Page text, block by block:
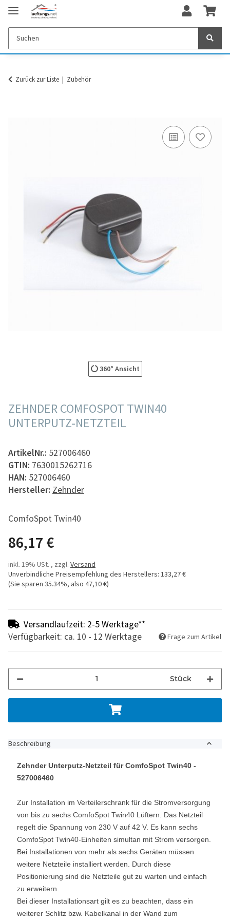
Zurück zur Liste Zubehör
360° Ansicht
ZEHNDER COMFOSPOT TWIN40
UNTERPUTZ-NETZTEIL
ArtikelNr.: 527006460
GTIN: 7630015262716
HAN: 527006460
Hersteller: Zehnder
ComfoSpot Twin40
86,17 €
inkl. 19% USt. , zzgl. Versand
Unverbindliche Preisempfehlung des Herstellers: 133,27 €
(Sie sparen 35.34%, also 47,10 €)
Versandlaufzeit: 2-5 Werktage**
Verfügbarkeit: ca. 10 - 12 Werktage
Frage zum Artikel
Stück
Beschreibung
Zehnder Unterputz-Netzteil für ComfoSpot Twin40 -
527006460
Zur Installation im Verteilerschrank für die Stromversorgung
von bis zu sechs ComfoSpot Twin40 Lüftern. Das Netzteil
regelt die Spannung von 230 V auf 42 V. Es kann sechs
ComfoSpot Twin40-Einheiten simultan mit Strom versorgen.
Bei Installationen von mehr als sechs Geräten müssen
weitere Netzteile installiert werden. Durch diese
Positionierung sind die Netzteile gut zu warten und einfach
zu erweitern.
Bei dieser Installationsart gilt es zu beachten, dass ein
weiterer Schlitz bzw. Kabelkanal in der Wand zum